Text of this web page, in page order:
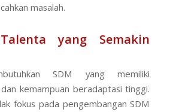
masalah.
yang Semakin
SDM yang memiliki
kemampuan beradaptasi tinggi.
fokus pada pengembangan SDM